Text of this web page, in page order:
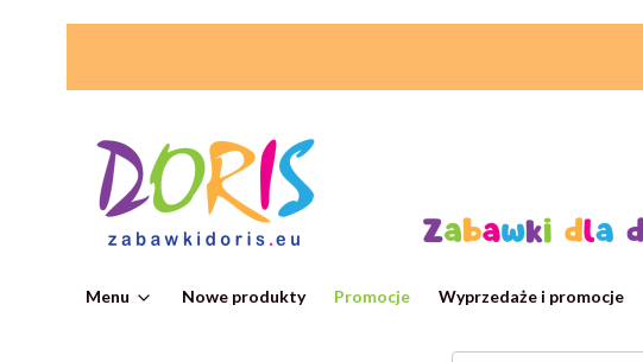
Menu Nowe produkty Promocje Wyprzedaże i promocje